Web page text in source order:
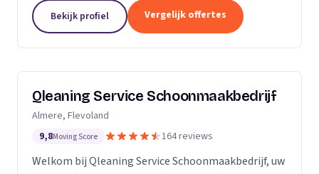
zijn Stel op Sprong gestart om mensen te helpen
en...
Bekijk profiel Vergelijk offertes
Qleaning Service Schoonmaakbedrijf
Almere, Flevoland
9,8Moving Score 164 reviews
Welkom bij Qleaning Service Schoonmaakbedrijf, uw